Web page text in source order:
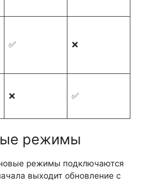
✅ ❌
❌ ✅
режимы
режимы подключаются
выходит обновление с